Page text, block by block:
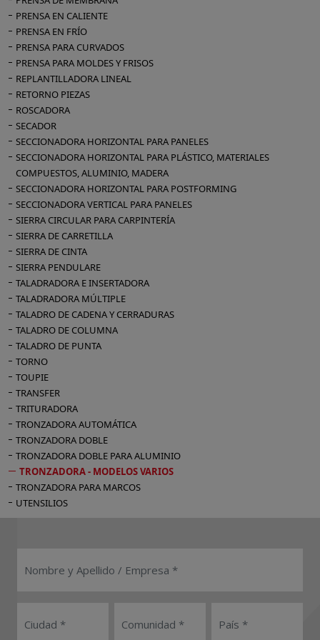
PRENSA EN CALIENTE
PRENSA EN FRÍO
PRENSA PARA CURVADOS
PRENSA PARA MOLDES Y FRISOS
REPLANTILLADORA LINEAL
RETORNO PIEZAS
ROSCADORA
SECADOR
SECCIONADORA HORIZONTAL PARA PANELES
SECCIONADORA HORIZONTAL PARA PLÁSTICO, MATERIALES
COMPUESTOS, ALUMINIO, MADERA
SECCIONADORA HORIZONTAL PARA POSTFORMING
SECCIONADORA VERTICAL PARA PANELES
SIERRA CIRCULAR PARA CARPINTERÍA
SIERRA DE CARRETILLA
SIERRA DE CINTA
SIERRA PENDULARE
TALADRADORA E INSERTADORA
TALADRADORA MÚLTIPLE
TALADRO DE CADENA Y CERRADURAS
TALADRO DE COLUMNA
TALADRO DE PUNTA
TORNO
TOUPIE
TRANSFER
TRITURADORA
TRONZADORA AUTOMÁTICA
TRONZADORA DOBLE
TRONZADORA DOBLE PARA ALUMINIO
TRONZADORA - MODELOS VARIOS
TRONZADORA PARA MARCOS
UTENSILIOS